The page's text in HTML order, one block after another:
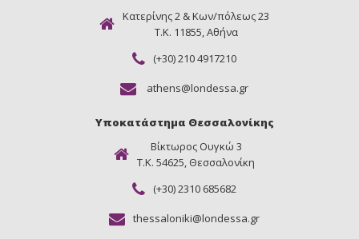
Κατερίνης 2 & Κων/πόλεως 23
Τ.Κ. 11855, Αθήνα
(+30) 210 4917210
athens@londessa.gr
Υποκατάστημα Θεσσαλονίκης
Βίκτωρος Ουγκώ 3
Τ.Κ. 54625, Θεσσαλονίκη
(+30) 2310 685682
thessaloniki@londessa.gr